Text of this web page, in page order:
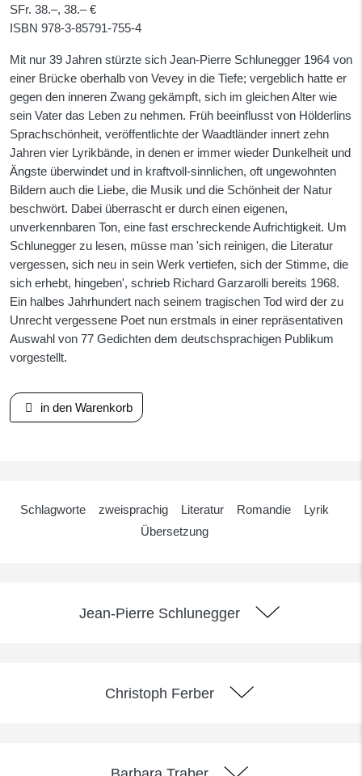
SFr. 38.–, 38.– €
ISBN 978-3-85791-755-4
Mit nur 39 Jahren stürzte sich Jean-Pierre Schlunegger 1964 von
einer Brücke oberhalb von Vevey in die Tiefe; vergeblich hatte er
gegen den inneren Zwang gekämpft, sich im gleichen Alter wie
sein Vater das Leben zu nehmen. Früh beeinflusst von Hölderlins
Sprachschönheit, veröffentlichte der Waadtländer innert zehn
Jahren vier Lyrikbände, in denen er immer wieder Dunkelheit und
Ängste überwindet und in kraftvoll-sinnlichen, oft ungewohnten
Bildern auch die Liebe, die Musik und die Schönheit der Natur
beschwört. Dabei überrascht er durch einen eigenen,
unverkennbaren Ton, eine fast erschreckende Aufrichtigkeit. Um
Schlunegger zu lesen, müsse man 'sich reinigen, die Literatur
vergessen, sich neu in sein Werk vertiefen, sich der Stimme, die
sich erhebt, hingeben', schrieb Richard Garzarolli bereits 1968.
Ein halbes Jahrhundert nach seinem tragischen Tod wird der zu
Unrecht vergessene Poet nun erstmals in einer repräsentativen
Auswahl von 77 Gedichten dem deutschsprachigen Publikum
vorgestellt.
in den Warenkorb
Schlagworte zweisprachig Literatur Romandie
Lyrik
Übersetzung
Jean-Pierre Schlunegger
Christoph Ferber